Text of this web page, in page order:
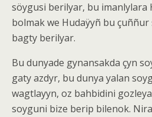
söygusi berilyar, bu imanlylara
bolmak we Hudaÿyñ bu
bagty berilyar.
Bu dunyade gynansakda çyn
gaty azdyr, bu dunya yalan
wagtlayyn, oz bahbidini
soyguni bize berip bilenok.